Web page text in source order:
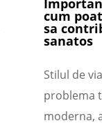
cum
sa
sanatos
Stilul de
problema
moderna,